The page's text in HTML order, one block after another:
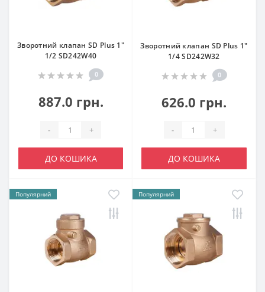
Зворотний клапан SD Plus 1"
1/2 SD242W40
0
887.0 грн.
- +
ДО КОШИКА
Зворотний клапан SD Plus 1"
1/4 SD242W32
0
626.0 грн.
- +
ДО КОШИКА
Популярний Популярний